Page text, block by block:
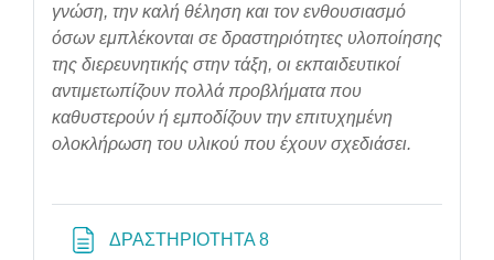
γνώση, την καλή θέληση και τον ενθουσιασμό
όσων εμπλέκονται σε δραστηριότητες υλοποίησης
της διερευνητικής στην τάξη, οι εκπαιδευτικοί
αντιμετωπίζουν πολλά προβλήματα που
καθυστερούν ή εμποδίζουν την επιτυχημένη
ολοκλήρωση του υλικού που έχουν σχεδιάσει.
ΔΡΑΣΤΗΡΙΟΤΗΤΑ 8Page